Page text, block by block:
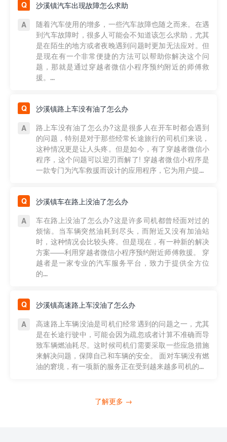
沙溪镇汽车出现故障怎么求助
随着汽车使用的增多，一些汽车故障也随之而来。在遇
到汽车故障时，很多人可能会不知道该怎么求助，尤其
是在陌生的地方或者夜晚遇到问题时更加无法应对。但
是现在有一个非常便捷的方法可以帮助你解决这个问
题，那就是通过穿越者微信小程序预约附近的师傅救
援。...
沙溪镇路上车没有油了怎么办
路上车没有油了怎么办?这是很多人在开车时都会遇到
的问题，特别是对于那些经常长途旅行的司机们来说，
这种情况更是让人头疼。但是如今，有了穿越者微信小
程序，这个问题可以迎刃而解了! 穿越者微信小程序是
一款专门为汽车救援而设计的应用程序，它为用户提...
沙溪镇车在路上没油了怎么办
车在路上没油了怎么办?这是许多司机都曾经面对过的
烦恼。当车辆突然油耗到尽头，而附近又没有加油站
时，这种情况会比较头疼。但是现在，有一种新的解决
方案——利用穿越者微信小程序预约附近师傅救援。 穿
越者是一家专业的汽车服务平台，致力于提供全方位
的...
沙溪镇高速路上车没油了怎么办
高速路上车辆没油是司机们经常遇到的问题之一，尤其
是在长途行驶中，可能会因为疏忽或者计算不准确而导
致车辆燃油耗尽。这时候司机们需要采取一些应急措施
来解决问题，保障自己和车辆的安全。 面对车辆没有燃
油的窘境，有一项新的服务正在受到越来越多司机的...
了解更多 →